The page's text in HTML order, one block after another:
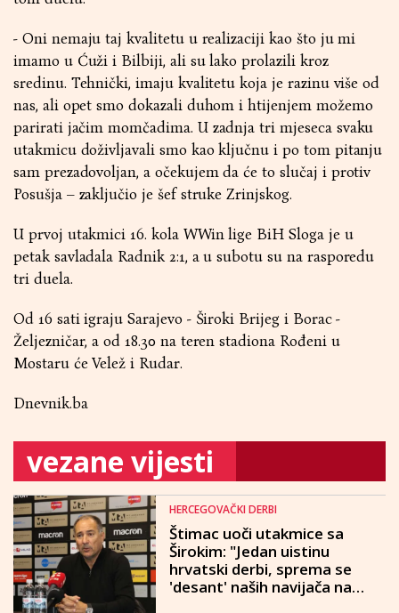
- Oni nemaju taj kvalitetu u realizaciji kao što ju mi
imamo u Ćuži i Bilbiji, ali su lako prolazili kroz
sredinu. Tehnički, imaju kvalitetu koja je razinu više od
nas, ali opet smo dokazali duhom i htijenjem možemo
parirati jačim momčadima. U zadnja tri mjeseca svaku
utakmicu doživljavali smo kao ključnu i po tom pitanju
sam prezadovoljan, a očekujem da će to slučaj i protiv
Posušja – zaključio je šef struke Zrinjskog.
U prvoj utakmici 16. kola WWin lige BiH Sloga je u
petak savladala Radnik 2:1, a u subotu su na rasporedu
tri duela.
Od 16 sati igraju Sarajevo - Široki Brijeg i Borac -
Željezničar, a od 18.30 na teren stadiona Rođeni u
Mostaru će Velež i Rudar.
Dnevnik.ba
vezane vijesti
HERCEGOVAČKI DERBI
Štimac uoči utakmice sa
Širokim: "Jedan uistinu
hrvatski derbi, sprema se
'desant' naših navijača na